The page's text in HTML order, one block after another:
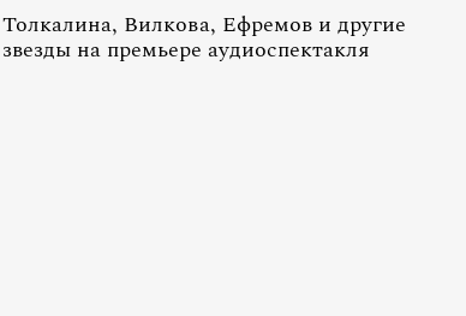
Толкалина, Вилкова, Ефремов и другие
звезды на премьере аудиоспектакля